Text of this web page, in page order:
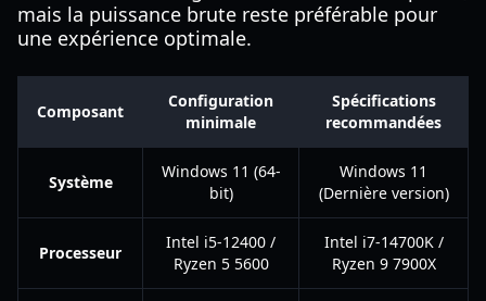
mais la puissance brute reste préférable pour
une expérience optimale.
Composant
Configuration
minimale
Spécifications
recommandées
Système
Windows 11 (64-
bit)
Windows 11
(Dernière version)
Processeur
Intel i5-12400 /
Ryzen 5 5600
Intel i7-14700K /
Ryzen 9 7900X